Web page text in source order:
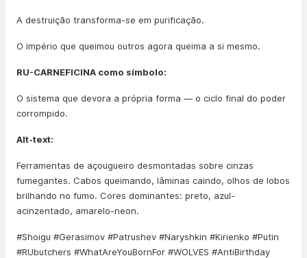
A destruição transforma-se em purificação.
O império que queimou outros agora queima a si mesmo.
RU-CARNEFICINA como símbolo:
O sistema que devora a própria forma — o ciclo final do poder
corrompido.
Alt-text:
Ferramentas de açougueiro desmontadas sobre cinzas
fumegantes. Cabos queimando, lâminas caindo, olhos de lobos
brilhando no fumo. Cores dominantes: preto, azul-
acinzentado, amarelo-neon.
#Shoigu #Gerasimov #Patrushev #Naryshkin #Kirienko #Putin
#RUbutchers #WhatAreYouBornFor #WOLVES #AntiBirthday